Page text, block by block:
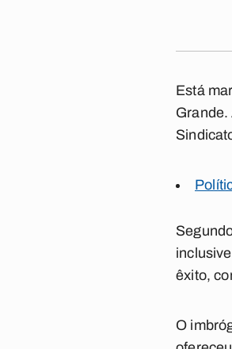
Está
Grande.
êxito,
O